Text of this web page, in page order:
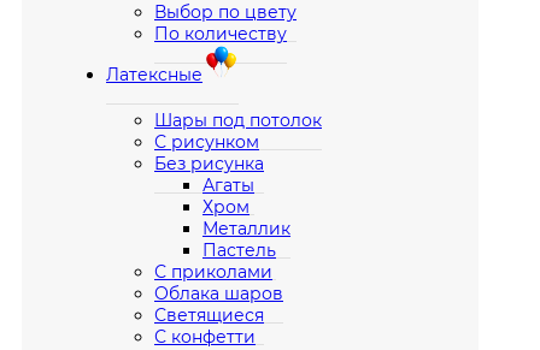
Выбор по цвету
По количеству
Латексные
Шары под потолок
С рисунком
Без рисунка
Агаты
Хром
Металлик
Пастель
С приколами
Облака шаров
Светящиеся
С конфетти